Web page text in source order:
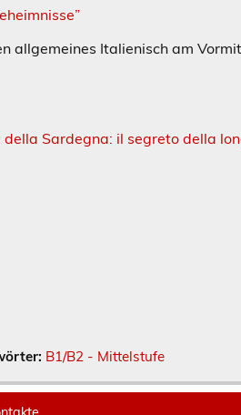
allgemeines Italienisch am
della Sardegna: il segreto della
B1/B2 - Mittelstufe